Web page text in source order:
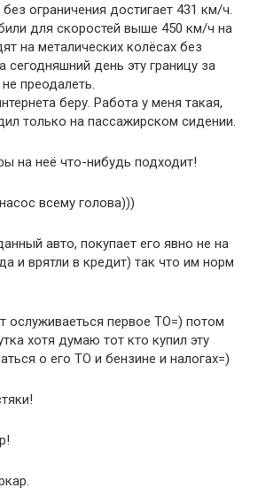
ограничения достигает 431 км/ч.
для скоростей выше 450 км/ч на
на металических колёсах без
сегодняшний день эту границу за
преодалеть.
беру. Работа у меня такая,
только на пассажирском сидении.
на неё что-нибудь подходит!
всему голова)))
авто, покупает его явно не на
и врятли в кредит) так что им норм
ослуживаеться первое ТО=) потом
хотя думаю тот кто купил эту
о его ТО и бензине и налогах=)